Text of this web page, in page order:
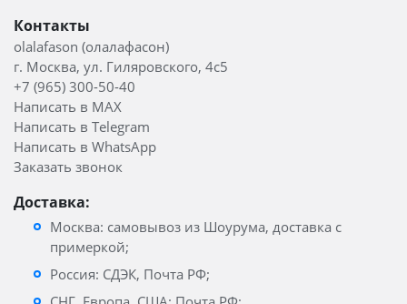
Контакты
olalafason (олалафасон)
г. Москва, ул. Гиляровского, 4с5
+7 (965) 300-50-40
Написать в MAX
Написать в Telegram
Написать в WhatsApp
Заказать звонок
Доставка:
Москва: самовывоз из Шоурума, доставка с
примеркой;
Россия: СДЭК, Почта РФ;